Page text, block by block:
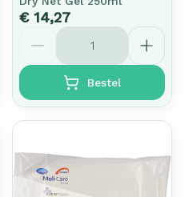
€ 14,27
Aantal
Bestel